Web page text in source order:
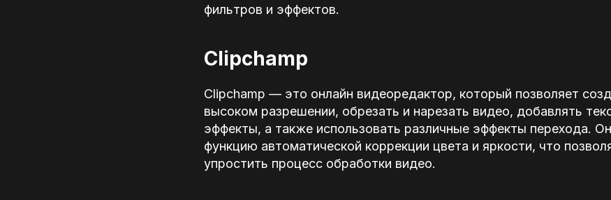
фильтров и эффектов.
Clipchamp
Clipchamp — это онлайн видеоредактор, который позволяет
высоком разрешении, обрезать и нарезать видео, добавлять
эффекты, а также использовать различные эффекты перехода.
функцию автоматической коррекции цвета и яркости, что
упростить процесс обработки видео.